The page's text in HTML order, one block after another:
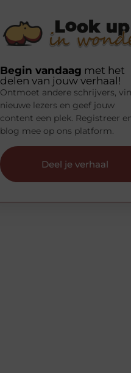
Begin vandaag met het
delen van jouw verhaal!
Ontmoet andere schrijvers,
nieuwe lezers en geef jouw
content een plek. Registreer
blog mee op ons platform.
Deel je verhaal